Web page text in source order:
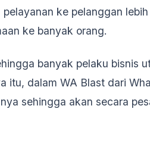
ke pelanggan
ke banyak orang.
banyak pelaku bisnis
itu, dalam WA Blast dari
sehingga akan secara